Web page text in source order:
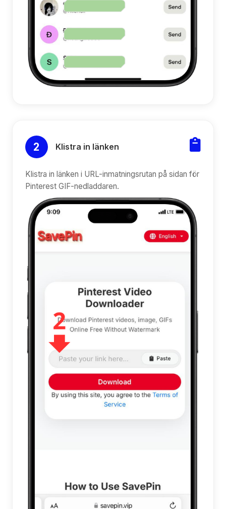
2 Klistra in länken
Klistra in länken i URL-inmatningsrutan på sidan för
Pinterest GIF-nedladdaren.